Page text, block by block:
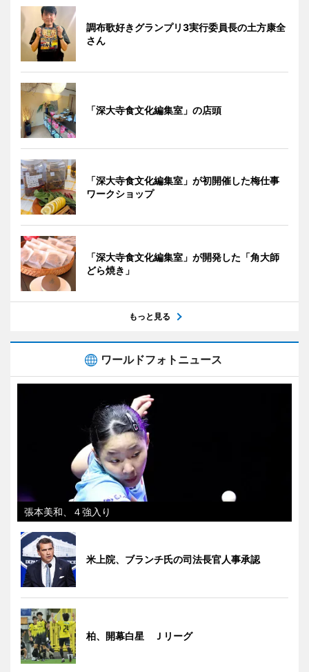
調布歌好きグランプリ3実行委員長の土方康全
さん
「深大寺食文化編集室」の店頭
「深大寺食文化編集室」が初開催した梅仕事
ワークショップ
「深大寺食文化編集室」が開発した「角大師
どら焼き」
もっと見る
ワールドフォトニュース
張本美和、４強入り
米上院、ブランチ氏の司法長官人事承認
柏、開幕白星 Ｊリーグ